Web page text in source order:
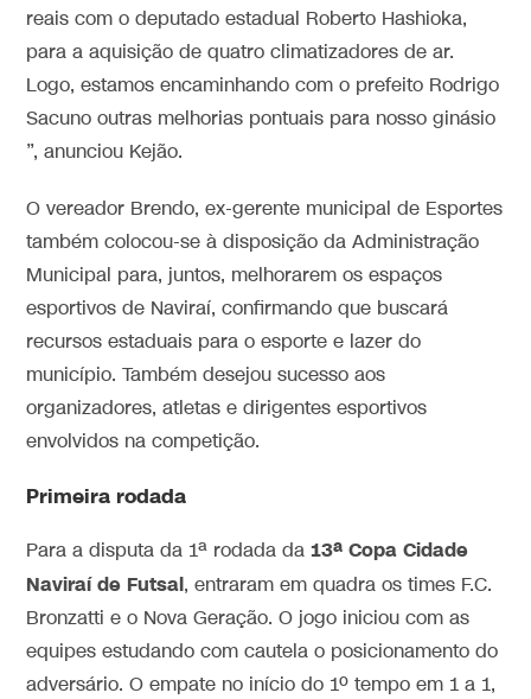
reais com o deputado estadual Roberto Hashioka,
para a aquisição de quatro climatizadores de ar.
Logo, estamos encaminhando com o prefeito Rodrigo
Sacuno outras melhorias pontuais para nosso ginásio
”, anunciou Kejão.
O vereador Brendo, ex-gerente municipal de Esportes
também colocou-se à disposição da Administração
Municipal para, juntos, melhorarem os espaços
esportivos de Naviraí, confirmando que buscará
recursos estaduais para o esporte e lazer do
município. Também desejou sucesso aos
organizadores, atletas e dirigentes esportivos
envolvidos na competição.
Primeira rodada
Para a disputa da 1ª rodada da13ª Copa Cidade
Naviraí de Futsal, entraram em quadra os times F.C.
Bronzatti e o Nova Geração. O jogo iniciou com as
equipes estudando com cautela o posicionamento do
adversário. O empate no início do 1º tempo em 1 a 1,